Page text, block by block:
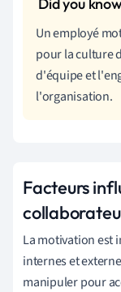
Un employé
pour la culture
d'équipe et
l'organisation.
Facteurs
La motivation est
internes et
manipuler pour